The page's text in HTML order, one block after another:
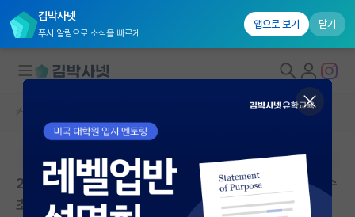
김박사넷
푸시 알림으로 소식을 빠르게
앱으로 보기 닫기
대학원생 모집
국내대학원 정보
연구실&오픈랩
커뮤니티 홈
본문이 수정되지 않는 박제글입니다.
2026학년도 1학기 아주대학교 소프트웨어학과 연구교수
초빙 공고 (2026.07.01일자) | 아주대학교 교수채용PO